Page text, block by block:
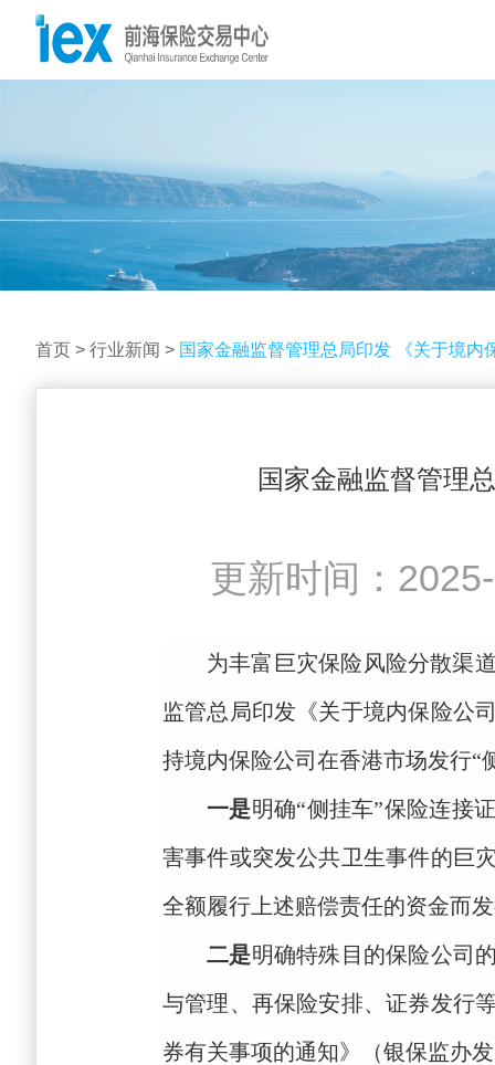
首页 > 行业新闻 > 国家金融监督管理总局印发 《关于境
国家金融监督管理
更新时间：
为丰富巨灾保险风险分散渠
监管总局印发《关于境内保险公
持境内保险公司在香港市场发行“
一是明确“侧挂车”保险连接
害事件或突发公共卫生事件的巨
全额履行上述赔偿责任的资金而
二是明确特殊目的保险公司
与管理、再保险安排、证券发行
券有关事项的通知》（银保监办